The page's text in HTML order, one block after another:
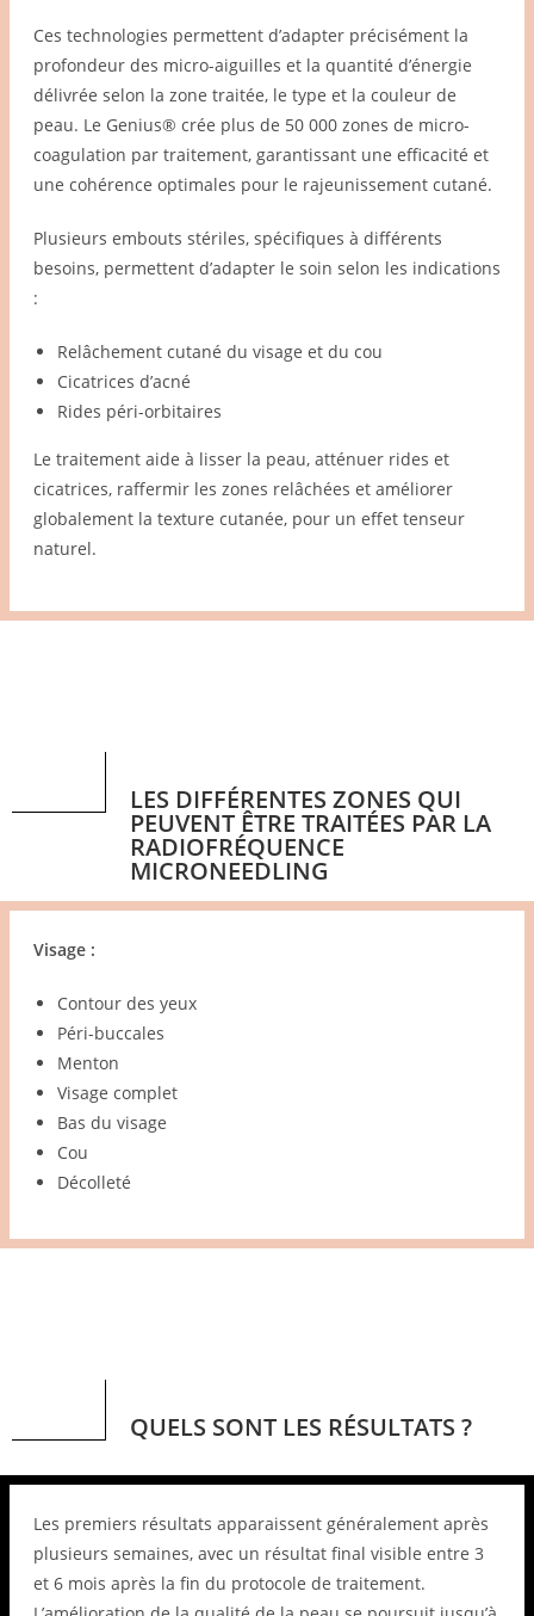
Ces technologies permettent d’adapter précisément la
profondeur des micro-aiguilles et la quantité d’énergie
délivrée selon la zone traitée, le type et la couleur de
peau. Le Genius® crée plus de 50 000 zones de micro-
coagulation par traitement, garantissant une efficacité et
une cohérence optimales pour le rajeunissement cutané.
Plusieurs embouts stériles, spécifiques à différents
besoins, permettent d’adapter le soin selon les indications
:
Relâchement cutané du visage et du cou
Cicatrices d’acné
Rides péri-orbitaires
Le traitement aide à lisser la peau, atténuer rides et
cicatrices, raffermir les zones relâchées et améliorer
globalement la texture cutanée, pour un effet tenseur
naturel.
LES DIFFÉRENTES ZONES QUI
PEUVENT ÊTRE TRAITÉES PAR LA
RADIOFRÉQUENCE
MICRONEEDLING
Visage :
Contour des yeux
Péri-buccales
Menton
Visage complet
Bas du visage
Cou
Décolleté
QUELS SONT LES RÉSULTATS ?
Les premiers résultats apparaissent généralement après
plusieurs semaines, avec un résultat final visible entre 3
et 6 mois après la fin du protocole de traitement.